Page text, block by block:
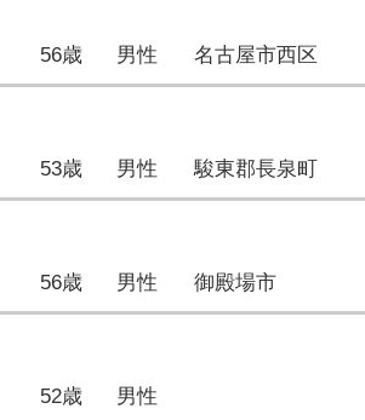
56歳 男性 名古屋市西区
53歳 男性 駿東郡長泉町
56歳 男性 御殿場市
52歳 男性